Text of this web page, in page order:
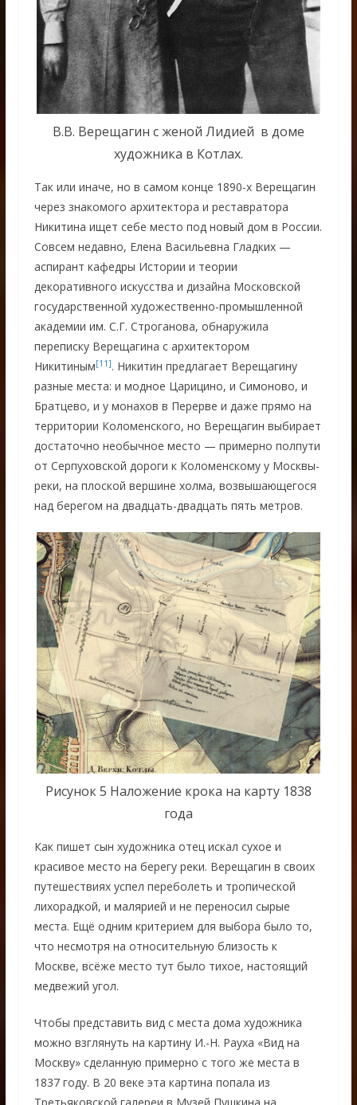
В.В. Верещагин с женой Лидией в доме
художника в Котлах.
Так или иначе, но в самом конце 1890-х Верещагин
через знакомого архитектора и реставратора
Никитина ищет себе место под новый дом в России.
Совсем недавно, Елена Васильевна Гладких —
аспирант кафедры Истории и теории
декоративного искусства и дизайна Московской
государственной художественно-промышленной
академии им. С.Г. Строганова, обнаружила
переписку Верещагина с архитектором
Никитиным[11]. Никитин предлагает Верещагину
разные места: и модное Царицино, и Симоново, и
Братцево, и у монахов в Перерве и даже прямо на
территории Коломенского, но Верещагин выбирает
достаточно необычное место — примерно полпути
от Серпуховской дороги к Коломенскому у Москвы-
реки, на плоской вершине холма, возвышающегося
над берегом на двадцать-двадцать пять метров.
Рисунок 5 Наложение крока на карту 1838
года
Как пишет сын художника отец искал сухое и
красивое место на берегу реки. Верещагин в своих
путешествиях успел переболеть и тропической
лихорадкой, и малярией и не переносил сырые
места. Ещё одним критерием для выбора было то,
что несмотря на относительную близость к
Москве, всёже место тут было тихое, настоящий
медвежий угол.
Чтобы представить вид с места дома художника
можно взглянуть на картину И.-Н. Рауха «Вид на
Москву» сделанную примерно с того же места в
1837 году. В 20 веке эта картина попала из